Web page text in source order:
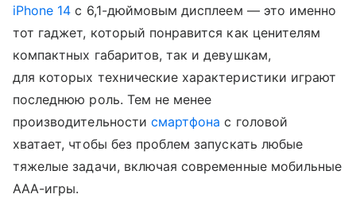
iPhone 14 с 6,1-дюймовым дисплеем — это именно
тот гаджет, который понравится как ценителям
компактных габаритов, так и девушкам,
для которых технические характеристики играют
последнюю роль. Тем не менее
производительности смартфона с головой
хватает, чтобы без проблем запускать любые
тяжелые задачи, включая современные мобильные
AAA-игры.